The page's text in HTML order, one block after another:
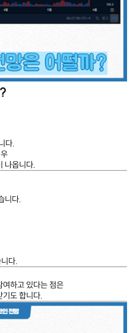
다.
나옵니다.
니다.
다.
하고 있다는 점은
기도 합니다.